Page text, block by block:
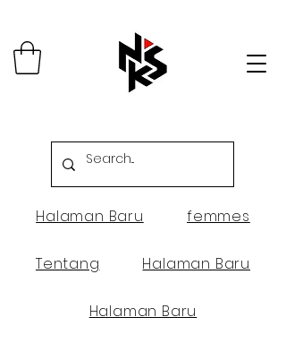
Halaman Baru femmes
Tentang Halaman Baru
Halaman Baru